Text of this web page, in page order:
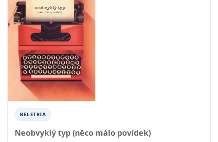
BELETRIA
Neobvyklý typ (něco málo povídek)